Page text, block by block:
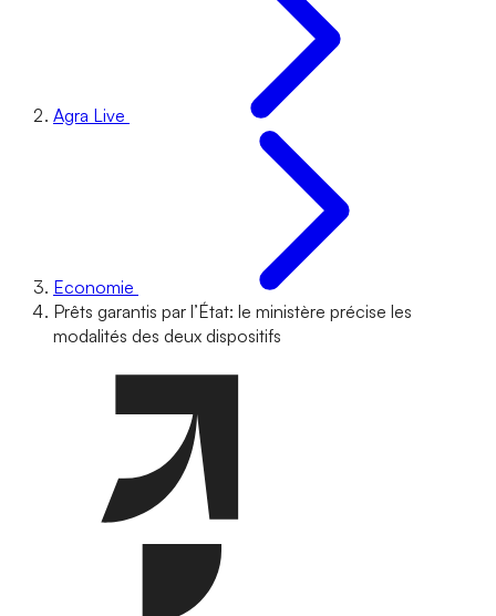
Agra Live
Economie
Prêts garantis par l’État: le ministère précise les
modalités des deux dispositifs